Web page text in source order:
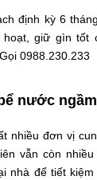
định kỳ 6
giữ gìn tốt
0988.230.233
nước
nhiều đơn vị
vẫn còn
nhà để tiết kiệm